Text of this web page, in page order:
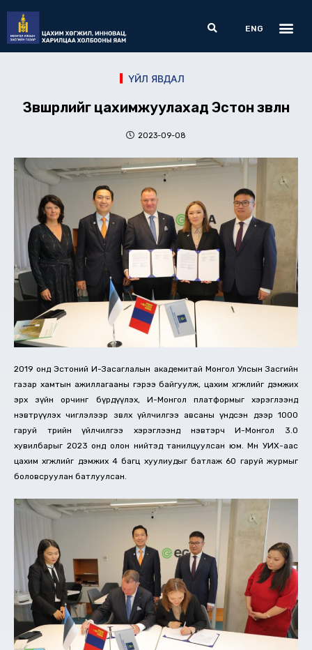
content
Search
ENG
ҮЙЛ ЯВДАЛ
Зөвшөөрлийг цахимжуулахад Эстон зөвлөнө
2023-09-08
2019 онд Эстоний И-Засаглалын академитай Монгол Улсын Засгийн
газар хамтын ажиллагааны гэрээ байгуулж, цахим хөгжлийг дэмжих
эрх зүйн орчинг бүрдүүлэх, И-Монгол платформыг хэрэглээнд
нэвтрүүлэх чиглэлээр зөвлөх үйлчилгээ авсаны үндсэн дээр 1000
гаруй төрийн үйлчилгээ хэрэглээнд нэвтэрч И-Монгол 3.0
хувилбарыг 2023 онд олон нийтэд танилцуулсан юм. Мөн УИХ-аас
цахим хөгжлийг дэмжих 4 багц хуулиудыг батлаж 60 гаруй журмыг
боловсруулан батлуулсан.